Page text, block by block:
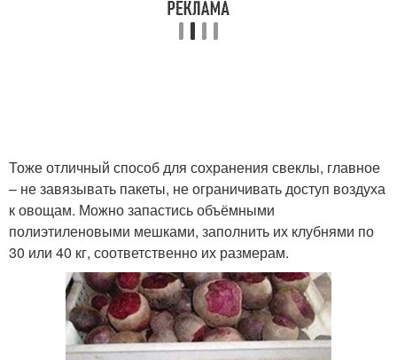
Тоже отличный способ для сохранения свеклы, главное
– не завязывать пакеты, не ограничивать доступ воздуха
к овощам. Можно запастись объёмными
полиэтиленовыми мешками, заполнить их клубнями по
30 или 40 кг, соответственно их размерам.